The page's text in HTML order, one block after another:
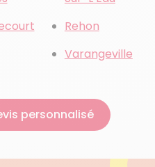
Rehon
Varangeville
personnalisé